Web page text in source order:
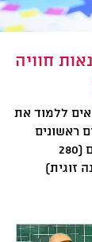
חוויה
ללמוד את
ראשונים
שהדפסתןם בעצמכןם (280
זוגית)